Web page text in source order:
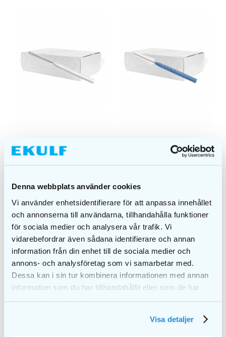
Denna webbplats använder cookies
Vi använder enhetsidentifierare för att anpassa innehållet
och annonserna till användarna, tillhandahålla funktioner
för sociala medier och analysera vår trafik. Vi
vidarebefordrar även sådana identifierare och annan
information från din enhet till de sociala medier och
annons- och analysföretag som vi samarbetar med.
Dessa kan i sin tur kombinera informationen med annan
information som du har tillhandahållit eller som de har
samlat in när du har använt deras tjänster.
Visa detaljer
EKULF pH 0.70mm
tukku
EKULF pH 0,80mm
tukku